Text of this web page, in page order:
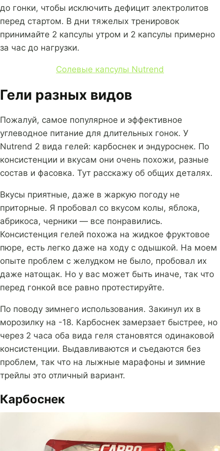
до гонки, чтобы исключить дефицит электролитов
перед стартом. В дни тяжелых тренировок
принимайте 2 капсулы утром и 2 капсулы примерно
за час до нагрузки.
Солевые капсулы Nutrend
Гели разных видов
Пожалуй, самое популярное и эффективное
углеводное питание для длительных гонок. У
Nutrend 2 вида гелей: карбоснек и эндуроснек. По
консистенции и вкусам они очень похожи, разные
состав и фасовка. Тут расскажу об общих деталях.
Вкусы приятные, даже в жаркую погоду не
приторные. Я пробовал со вкусом колы, яблока,
абрикоса, черники — все понравились.
Консистенция гелей похожа на жидкое фруктовое
пюре, есть легко даже на ходу с одышкой. На моем
опыте проблем с желудком не было, пробовал их
даже натощак. Но у вас может быть иначе, так что
перед гонкой все равно протестируйте.
По поводу зимнего использования. Закинул их в
морозилку на -18. Карбоснек замерзает быстрее, но
через 2 часа оба вида геля становятся одинаковой
консистенции. Выдавливаются и съедаются без
проблем, так что на лыжные марафоны и зимние
трейлы это отличный вариант.
Карбоснек